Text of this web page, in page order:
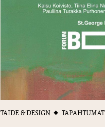
TAIDE & DESIGN TAPAHTUMAT